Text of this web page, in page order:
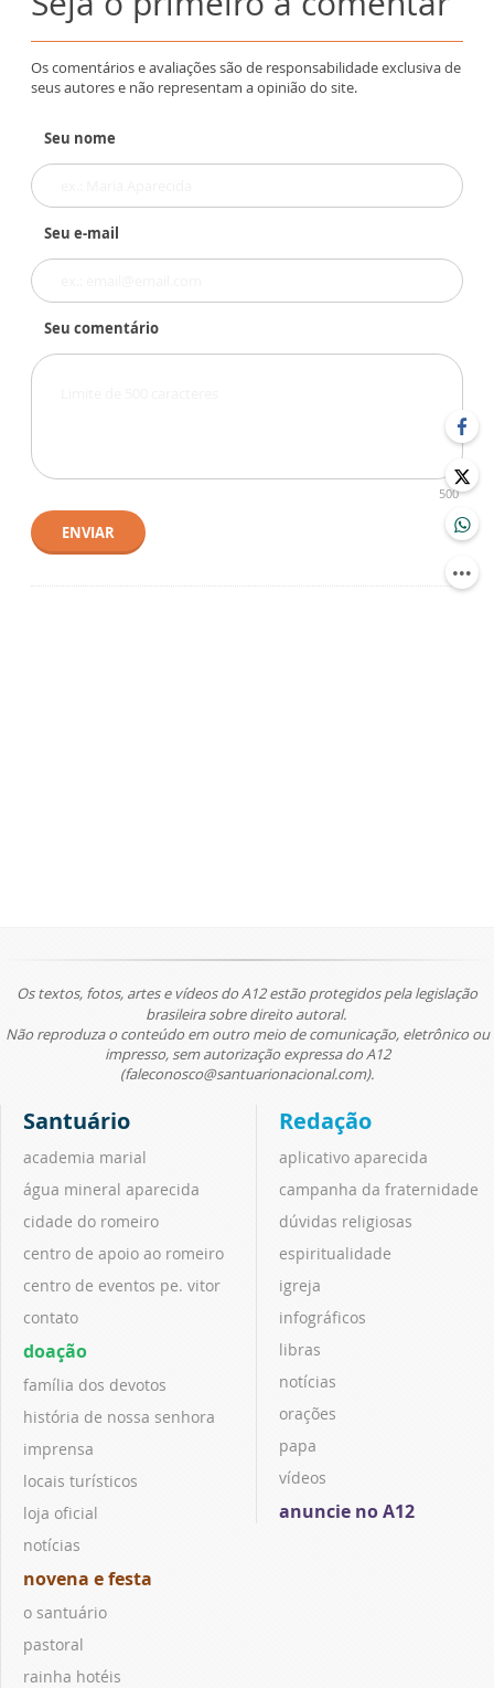
Os comentários e avaliações são de responsabilidade exclusiva de
seus autores e não representam a opinião do site.
Seu nome
Seu e-mail
Seu comentário
500
ENVIAR
Os textos, fotos, artes e vídeos do A12 estão protegidos pela legislação
brasileira sobre direito autoral.
Não reproduza o conteúdo em outro meio de comunicação, eletrônico ou
impresso, sem autorização expressa do A12
(faleconosco@santuarionacional.com).
Santuário
academia marial
água mineral aparecida
cidade do romeiro
centro de apoio ao romeiro
centro de eventos pe. vitor
contato
doação
família dos devotos
história de nossa senhora
imprensa
locais turísticos
loja oficial
notícias
novena e festa
o santuário
pastoral
rainha hotéis
Redação
aplicativo aparecida
campanha da fraternidade
dúvidas religiosas
espiritualidade
igreja
infográficos
libras
notícias
orações
papa
vídeos
anuncie no A12